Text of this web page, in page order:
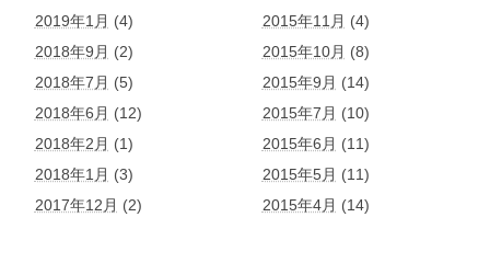
2019年1月 (4)
2018年9月 (2)
2018年7月 (5)
2018年6月 (12)
2018年2月 (1)
2018年1月 (3)
2017年12月 (2)
2015年11月 (4)
2015年10月 (8)
2015年9月 (14)
2015年7月 (10)
2015年6月 (11)
2015年5月 (11)
2015年4月 (14)